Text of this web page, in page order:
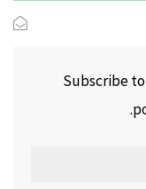
Subscribe